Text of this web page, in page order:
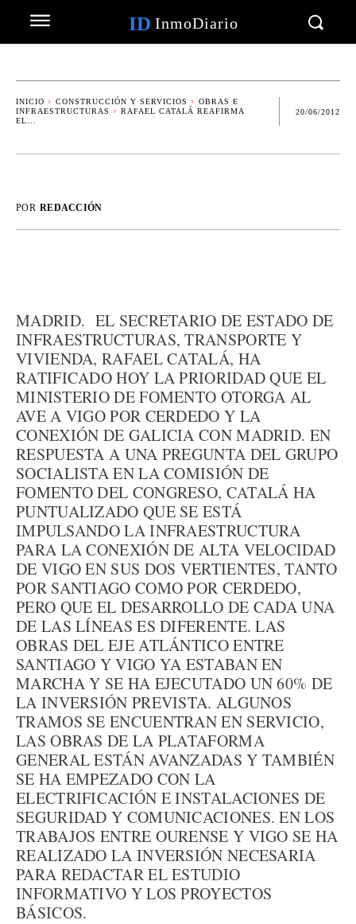
ID InmoDiario
INICIO CONSTRUCCIÓN Y SERVICIOS
OBRAS E
INFRAESTRUCTURAS
RAFAEL CATALÁ REAFIRMA
EL...
20/06/2012
POR REDACCIÓN
MADRID. EL SECRETARIO DE ESTADO DE
INFRAESTRUCTURAS, TRANSPORTE Y
VIVIENDA, RAFAEL CATALÁ, HA
RATIFICADO HOY LA PRIORIDAD QUE EL
MINISTERIO DE FOMENTO OTORGA AL
AVE A VIGO POR CERDEDO Y LA
CONEXIÓN DE GALICIA CON MADRID. EN
RESPUESTA A UNA PREGUNTA DEL GRUPO
SOCIALISTA EN LA COMISIÓN DE
FOMENTO DEL CONGRESO, CATALÁ HA
PUNTUALIZADO QUE SE ESTÁ
IMPULSANDO LA INFRAESTRUCTURA
PARA LA CONEXIÓN DE ALTA VELOCIDAD
DE VIGO EN SUS DOS VERTIENTES, TANTO
POR SANTIAGO COMO POR CERDEDO,
PERO QUE EL DESARROLLO DE CADA UNA
DE LAS LÍNEAS ES DIFERENTE. LAS
OBRAS DEL EJE ATLÁNTICO ENTRE
SANTIAGO Y VIGO YA ESTABAN EN
MARCHA Y SE HA EJECUTADO UN 60% DE
LA INVERSIÓN PREVISTA. ALGUNOS
TRAMOS SE ENCUENTRAN EN SERVICIO,
LAS OBRAS DE LA PLATAFORMA
GENERAL ESTÁN AVANZADAS Y TAMBIÉN
SE HA EMPEZADO CON LA
ELECTRIFICACIÓN E INSTALACIONES DE
SEGURIDAD Y COMUNICACIONES. EN LOS
TRABAJOS ENTRE OURENSE Y VIGO SE HA
REALIZADO LA INVERSIÓN NECESARIA
PARA REDACTAR EL ESTUDIO
INFORMATIVO Y LOS PROYECTOS
BÁSICOS.